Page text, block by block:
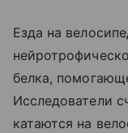
Езда на
белка,
Исследователи
катаются на